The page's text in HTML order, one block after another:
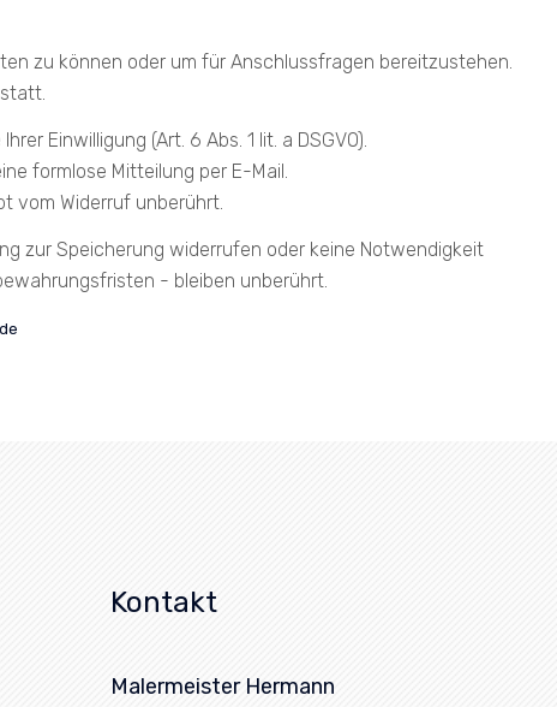
zu können oder um für Anschlussfragen bereitzustehen.
Einwilligung (Art. 6 Abs. 1 lit. a DSGVO).
formlose Mitteilung per E-Mail.
vom Widerruf unberührt.
zur Speicherung widerrufen oder keine Notwendigkeit
- bleiben unberührt.
Kontakt
Malermeister Hermann